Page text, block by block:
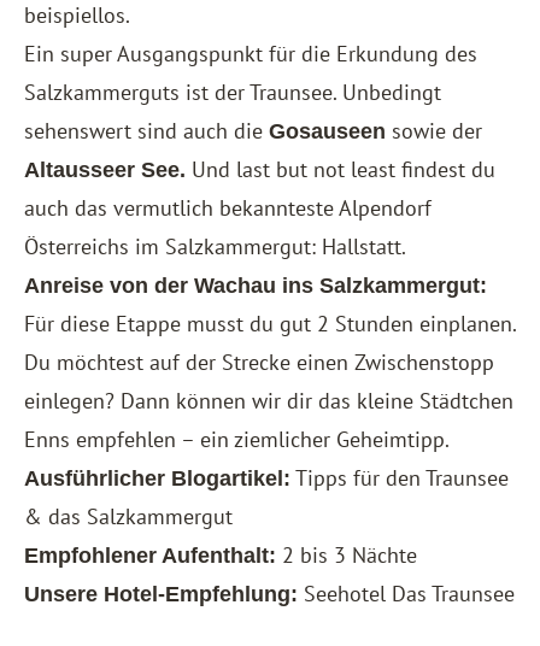
beispiellos.
Ein super Ausgangspunkt für die Erkundung des
Salzkammerguts ist der Traunsee. Unbedingt
sehenswert sind auch die Gosauseen sowie der
Altausseer See. Und last but not least findest du
auch das vermutlich bekannteste Alpendorf
Österreichs im Salzkammergut: Hallstatt.
Anreise von der Wachau ins Salzkammergut:
Für diese Etappe musst du gut 2 Stunden einplanen.
Du möchtest auf der Strecke einen Zwischenstopp
einlegen? Dann können wir dir das kleine Städtchen
Enns empfehlen – ein ziemlicher Geheimtipp.
Ausführlicher Blogartikel: Tipps für den Traunsee
& das Salzkammergut
Empfohlener Aufenthalt: 2 bis 3 Nächte
Unsere Hotel-Empfehlung: Seehotel Das Traunsee